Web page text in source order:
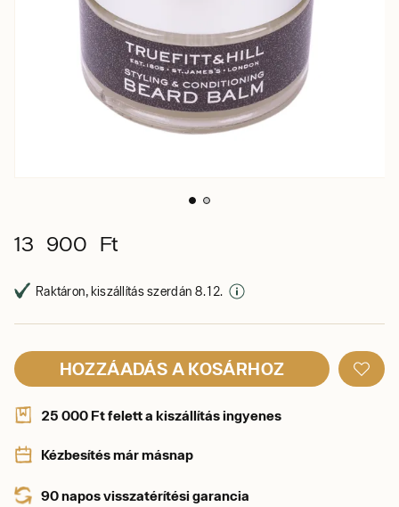
13 900 Ft
Raktáron, kiszállítás szerdán 8. 12.
HOZZÁADÁS A KOSÁRHOZ
25 000 Ft felett a kiszállítás ingyenes
Kézbesítés már másnap
90 napos visszatérítési garancia